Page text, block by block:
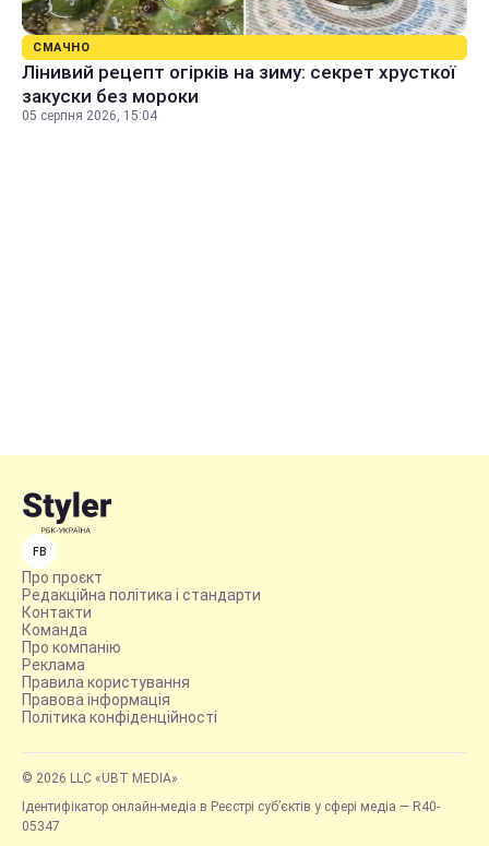
СМАЧНО
Лінивий рецепт огірків на зиму: секрет хрусткої
закуски без мороки
05 серпня 2026, 15:04
FB
Про проєкт
Редакційна політика і стандарти
Контакти
Команда
Про компанію
Реклама
Правила користування
Правова інформація
Політика конфіденційності
© 2026 LLC «UBT MEDIA»
Ідентифікатор онлайн-медіа в Реєстрі суб’єктів у сфері медіа — R40-
05347